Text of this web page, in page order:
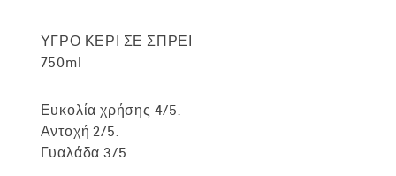
ΥΓΡΟ ΚΕΡΙ ΣΕ ΣΠΡΕΙ
750ml
Ευκολία χρήσης 4/5.
Αντοχή 2/5.
Γυαλάδα 3/5.